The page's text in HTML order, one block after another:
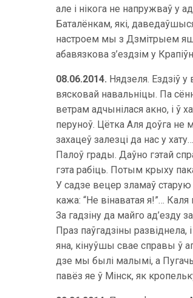
але і нікога не напружваў у
Баталёнкам, які,
настроем мы з Дзмітрыем
абавязкова з’ездзім у
08.06.2014. Нядзеля. Ездзіў
вясковай навальніцы. Па
ветрам адчынілася акно, і ў
перуноў. Цётка Аля доўга не
захацеў залезці да нас у хату…
Палоў грады. Даўно гэтай
гэта рабіць. Потым крыху
У садзе вецер зламаў
кажа: “Не вінаватая я!”…
За гадзіну да майго ад’езду
Праз паўгадзіны
яна, кінуўшы свае справы ў
дзе мы былі малымі, а Пугачы
павёз яе ў Мінск, як